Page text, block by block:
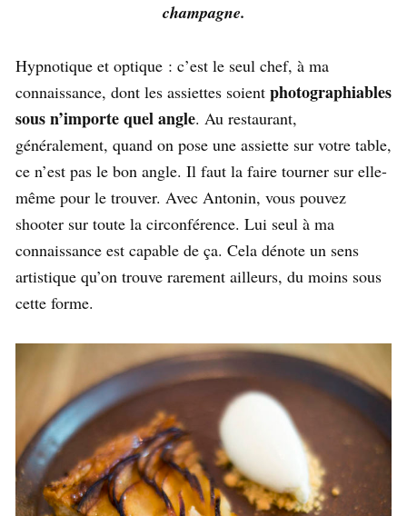
champagne.
Hypnotique et optique : c’est le seul chef, à ma
connaissance, dont les assiettes soient photographiables
sous n’importe quel angle. Au restaurant,
généralement, quand on pose une assiette sur votre table,
ce n’est pas le bon angle. Il faut la faire tourner sur elle-
même pour le trouver. Avec Antonin, vous pouvez
shooter sur toute la circonférence. Lui seul à ma
connaissance est capable de ça. Cela dénote un sens
artistique qu’on trouve rarement ailleurs, du moins sous
cette forme.